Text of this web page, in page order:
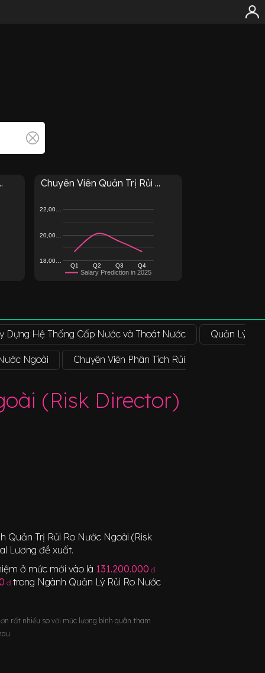
Chuyên Viên Quản Trị Rủi ...
Salary Prediction in 2025
Q1 Q2 Q3 Q4
18,00…
20,00…
22,00…
Dựng Hệ Thống Cấp Nước và Thoát Nước Quản Lý
Ngoài Chuyên Viên Phân Tích Rủi Ro Nước Ngoài
(Risk Director)
Quản Trị Rủi Ro Nước Ngoài (Risk
Lương đề xuất.
ở mức mới vào là 131.200.000 đ
đ trong Ngành Quản Lý Rủi Ro Nước
rất nhiều so với mức lương bình quân tham